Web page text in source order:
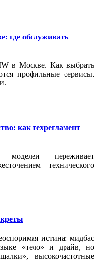
где обслуживать
в Москве. Как выбрать
профильные сервисы,
как техрегламент
моделей переживает
технического
истина: мидбас
«тело» и драйв, но
высокочастотные